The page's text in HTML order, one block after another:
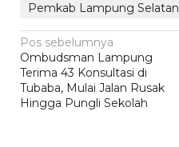
Pemkab Lampung Selatan
Navigasi
pos
Pos sebelumnya
Ombudsman Lampung
Terima 43 Konsultasi di
Tubaba, Mulai Jalan Rusak
Hingga Pungli Sekolah